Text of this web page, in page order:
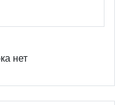
нет